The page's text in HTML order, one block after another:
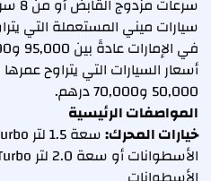
سيارات ميني المستعملة التي
أسعار السيارات التي يتراوح
50,000 و70,000 درهم.
المواصفات الرئيسية
خيارات المحرك: